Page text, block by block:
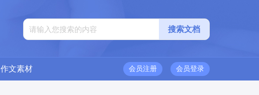
作文素材 会员登录
会员注册